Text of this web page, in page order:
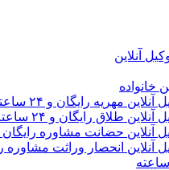
مهریه رایگان و ۲۴ ساعته
طلاق رایگان و ۲۴ ساعته
حضانت مشاوره رایگان و 24 ساعته
انحصار وراثت مشاوره رایگان